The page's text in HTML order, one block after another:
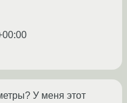
У меня этот